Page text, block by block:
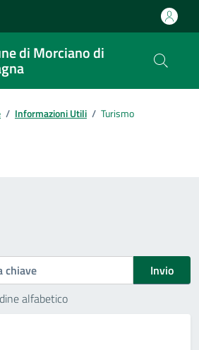
di Morciano di
/ Informazioni Utili / Turismo
Invio
alfabetico